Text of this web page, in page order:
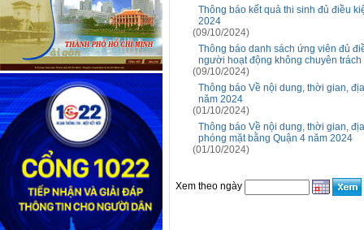
Thông báo kết quả thi sinh đủ điều
2024
(09/10/2024)
Thông báo danh sách ứng viên đủ
người hoạt động không chuyên
(09/10/2024)
Thông báo Về nội dung, thời gian,
năm 2024
(01/10/2024)
Thông báo Về nội dung, thời gian,
phóng mặt bằng Quận 4 năm 2024
(01/10/2024)
Xem theo ngày